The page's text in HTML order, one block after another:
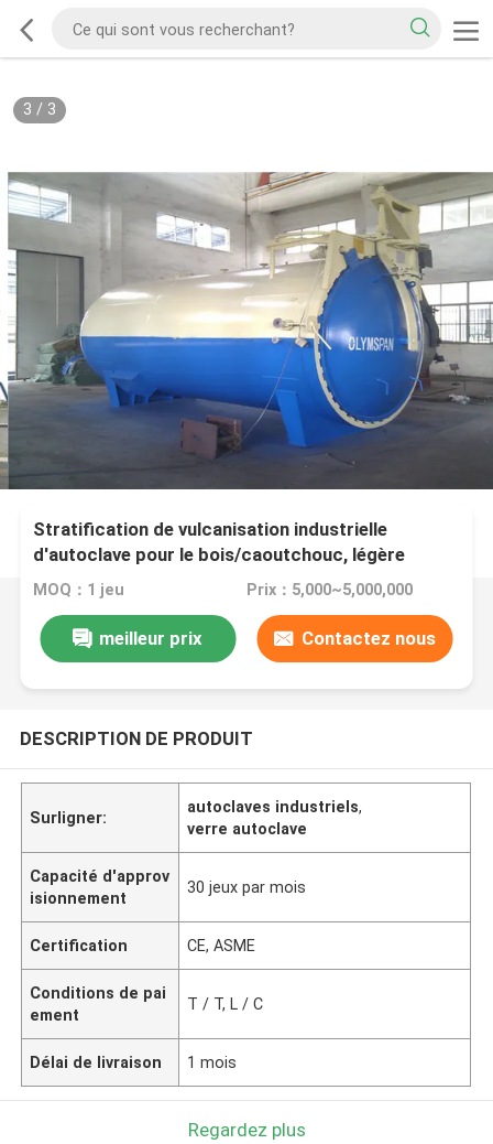
3 / 3
Stratification de vulcanisation industrielle
d'autoclave pour le bois/caoutchouc, légère
MOQ：1 jeu Prix：5,000~5,000,000
meilleur prix Contactez nous
DESCRIPTION DE PRODUIT
Surligner:
autoclaves industriels,
verre autoclave
Capacité d'approv
isionnement
30 jeux par mois
Certification CE, ASME
Conditions de pai
ement
T / T, L / C
Délai de livraison 1 mois
Regardez plus